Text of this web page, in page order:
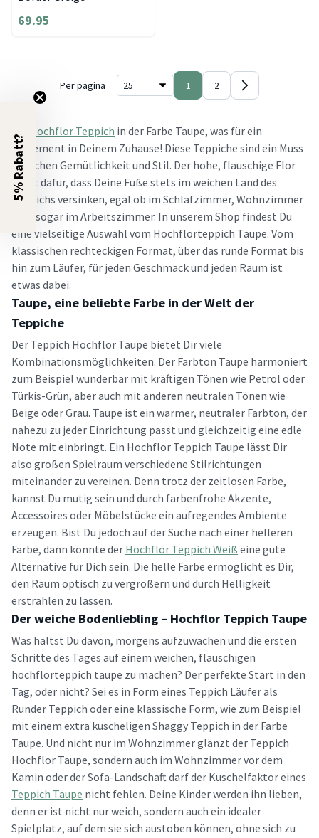
69.95
Per pagina 1 2
Ein Hochflor Teppich in der Farbe Taupe, was für ein
Statement in Deinem Zuhause! Diese Teppiche sind ein Muss
in Sachen Gemütlichkeit und Stil. Der hohe, flauschige Flor
sorgt dafür, dass Deine Füße stets im weichen Land des
Teppichs versinken, egal ob im Schlafzimmer, Wohnzimmer
oder sogar im Arbeitszimmer. In unserem Shop findest Du
eine vielseitige Auswahl vom Hochflorteppich Taupe. Vom
klassischen rechteckigen Format, über das runde Format bis
hin zum Läufer, für jeden Geschmack und jeden Raum ist
etwas dabei.
Taupe, eine beliebte Farbe in der Welt der
Teppiche
Der Teppich Hochflor Taupe bietet Dir viele
Kombinationsmöglichkeiten. Der Farbton Taupe harmoniert
zum Beispiel wunderbar mit kräftigen Tönen wie Petrol oder
Türkis-Grün, aber auch mit anderen neutralen Tönen wie
Beige oder Grau. Taupe ist ein warmer, neutraler Farbton, der
nahezu zu jeder Einrichtung passt und gleichzeitig eine edle
Note mit einbringt. Ein Hochflor Teppich Taupe lässt Dir
also großen Spielraum verschiedene Stilrichtungen
miteinander zu vereinen. Denn trotz der zeitlosen Farbe,
kannst Du mutig sein und durch farbenfrohe Akzente,
Accessoires oder Möbelstücke ein aufregendes Ambiente
erzeugen. Bist Du jedoch auf der Suche nach einer helleren
Farbe, dann könnte der Hochflor Teppich Weiß eine gute
Alternative für Dich sein. Die helle Farbe ermöglicht es Dir,
den Raum optisch zu vergrößern und durch Helligkeit
erstrahlen zu lassen.
Der weiche Bodenliebling – Hochflor Teppich Taupe
Was hältst Du davon, morgens aufzuwachen und die ersten
Schritte des Tages auf einem weichen, flauschigen
hochflorteppich taupe zu machen? Der perfekte Start in den
Tag, oder nicht? Sei es in Form eines Teppich Läufer als
Runder Teppich oder eine klassische Form, wie zum Beispiel
mit einem extra kuscheligen Shaggy Teppich in der Farbe
Taupe. Und nicht nur im Wohnzimmer glänzt der Teppich
Hochflor Taupe, sondern auch im Wohnzimmer vor dem
Kamin oder der Sofa-Landschaft darf der Kuschelfaktor eines
Teppich Taupe nicht fehlen. Deine Kinder werden ihn lieben,
denn er ist nicht nur weich, sondern auch ein idealer
Spielplatz, auf dem sie sich austoben können, ohne sich zu
5% Rabatt?